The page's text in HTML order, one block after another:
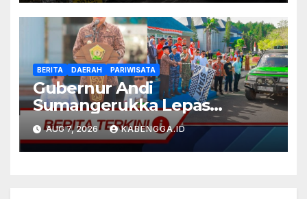
995 Pucuk Senjata
BERITA DAERAH PARIWISATA
Gubernur Andi
Sumangerukka Lepas
Famtrip Overland Tiga
Kabupaten, Perkuat Promosi
Pariwisata Bombana, Kolaka,
AUG 7, 2026 KABENGGA.ID